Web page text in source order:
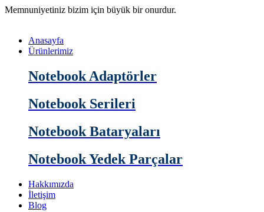
Memnuniyetiniz bizim için büyük bir onurdur.
Anasayfa
Ürünlerimiz
Notebook Adaptörler
Notebook Serileri
Notebook Bataryaları
Notebook Yedek Parçalar
Hakkımızda
İletişim
Blog